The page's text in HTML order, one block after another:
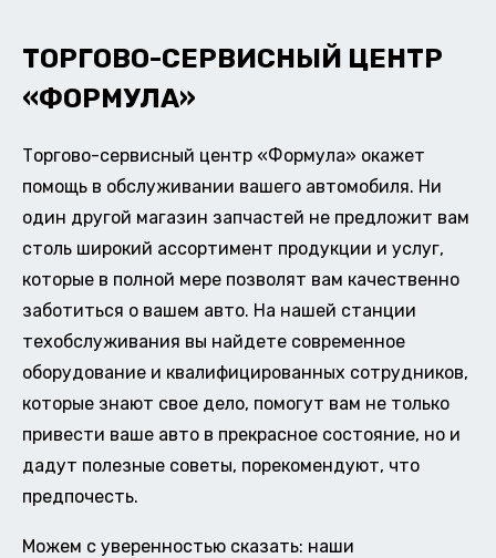
ТОРГОВО-СЕРВИСНЫЙ ЦЕНТР
«ФОРМУЛА»
Торгово-сервисный центр «Формула» окажет
помощь в обслуживании вашего автомобиля. Ни
один другой магазин запчастей не предложит вам
столь широкий ассортимент продукции и услуг,
которые в полной мере позволят вам качественно
заботиться о вашем авто. На нашей станции
техобслуживания вы найдете современное
оборудование и квалифицированных сотрудников,
которые знают свое дело, помогут вам не только
привести ваше авто в прекрасное состояние, но и
дадут полезные советы, порекомендуют, что
предпочесть.
Можем с уверенностью сказать: наши